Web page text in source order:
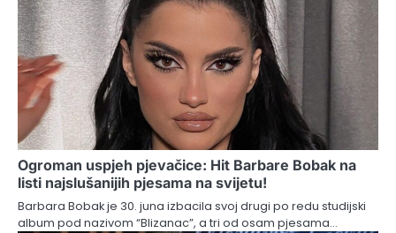
Ogroman uspjeh pjevačice: Hit Barbare Bobak na
listi najslušanijih pjesama na svijetu!
Barbara Bobak je 30. juna izbacila svoj drugi po redu studijski
album pod nazivom “Blizanac”, a tri od osam pjesama…